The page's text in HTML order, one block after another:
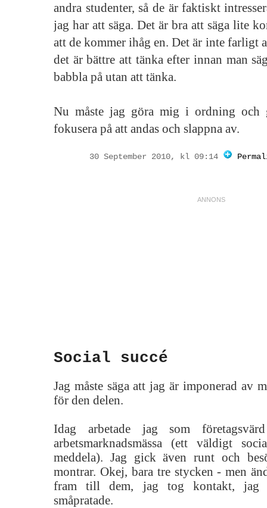
andra studenter, så de är faktiskt
jag har att säga. Det är bra att säga lite
att de kommer ihåg en. Det är inte farligt
det är bättre att tänka efter innan man
babbla på utan att tänka.
Nu måste jag göra mig i ordning och
fokusera på att andas och slappna av.
30 September 2010, kl 09:14
Social succé
Jag måste säga att jag är imponerad av
för den delen.
Idag arbetade jag som
arbetsmarknadsmässa (ett väldigt
meddela). Jag gick även runt och
montrar. Okej, bara tre stycken - men
fram till dem, jag tog kontakt, jag
småpratade.